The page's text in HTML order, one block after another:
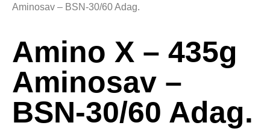
Aminosav – BSN-30/60 Adag.
Amino X – 435g
Aminosav –
BSN-30/60 Adag.